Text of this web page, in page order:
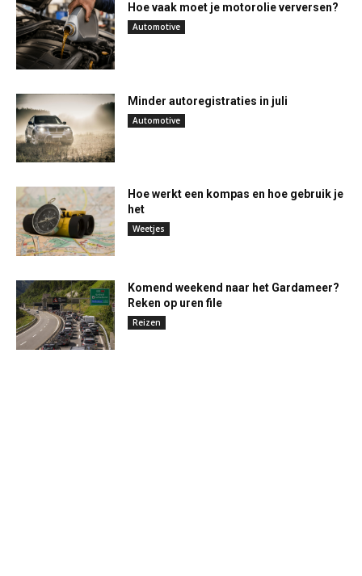
Hoe vaak moet je motorolie verversen?
Automotive
Minder autoregistraties in juli
Automotive
Hoe werkt een kompas en hoe gebruik je
het
Weetjes
Komend weekend naar het Gardameer?
Reken op uren file
Reizen